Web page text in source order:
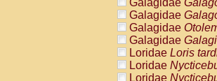
AtelidaeAteles
AtelidaeAteles
AtelidaeAteles
Atelidae
Atelidae
Pitheciidae
Galagidae
Galagidae
Galagidae
Galagidae
Loridae Loris
Loridae
Loridae